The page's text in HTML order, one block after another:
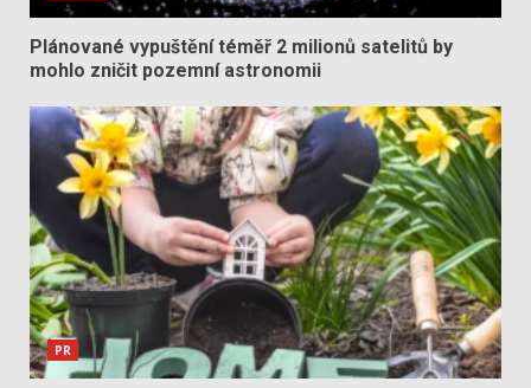
Plánované vypuštění téměř 2 milionů satelitů by
mohlo zničit pozemní astronomii
PR